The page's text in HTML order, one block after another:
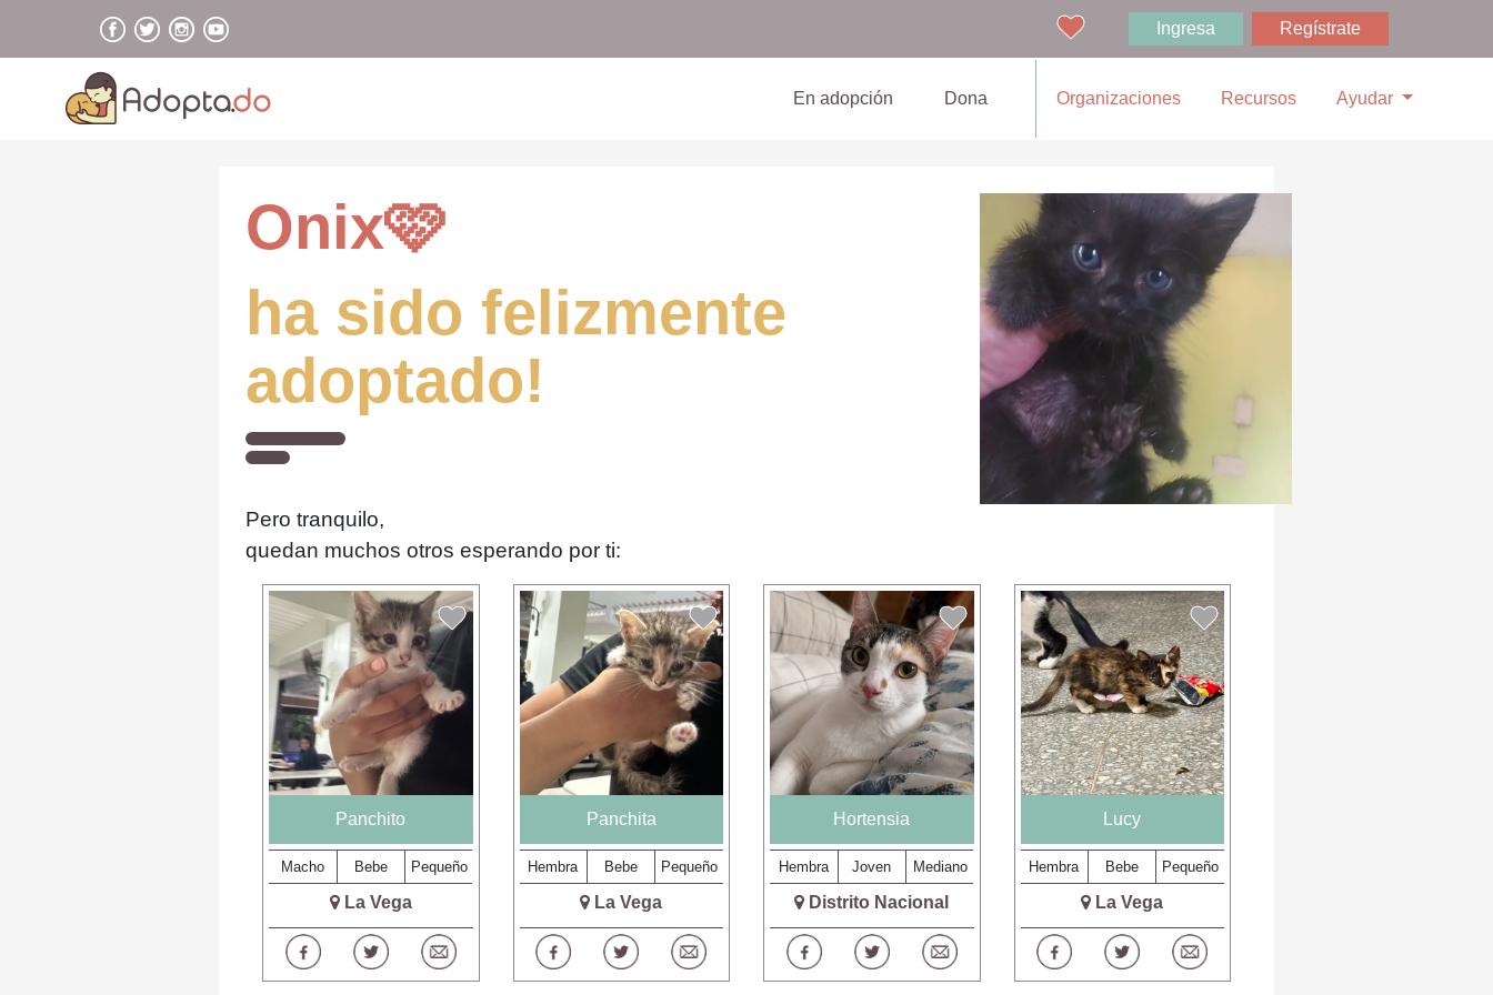
Ingresa Regístrate
En adopción (current)Dona Organizaciones Recursos Ayudar
Onix🩷
ha sido felizmente
adoptado!
Pero tranquilo,
quedan muchos otros esperando por ti:
Panchito
Macho Bebe Pequeño
La Vega
Panchita
Hembra Bebe Pequeño
La Vega
Hortensia
Hembra Joven Mediano
Distrito Nacional
Lucy
Hembra Bebe Pequeño
La Vega